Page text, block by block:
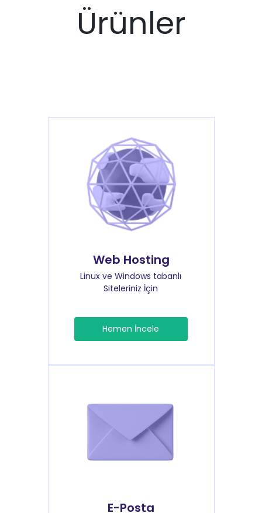
Ürünler
Web Hosting
Linux ve Windows tabanlı
Siteleriniz İçin
Hemen İncele
E-Posta